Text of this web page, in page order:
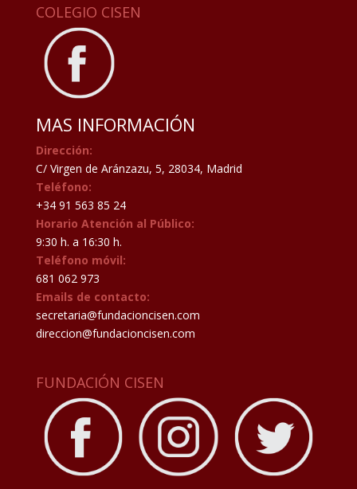
COLEGIO CISEN
MAS INFORMACIÓN
Dirección:
C/ Virgen de Aránzazu, 5, 28034, Madrid
Teléfono:
+34 91 563 85 24
Horario Atención al Público:
9:30 h. a 16:30 h.
Teléfono móvil:
681 062 973
Emails de contacto:
secretaria@fundacioncisen.com
direccion@fundacioncisen.com
FUNDACIÓN CISEN